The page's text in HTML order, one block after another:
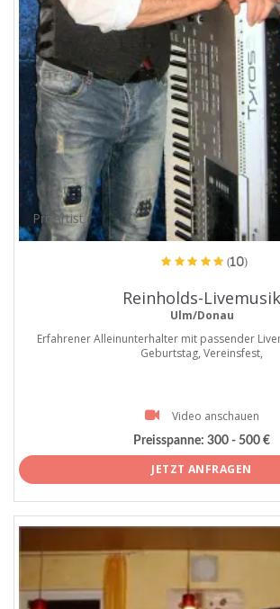
ProArtist
(10)
Reinholds-Livemusik
Ulm/Donau
Erfahrener Alleinunterhalter mit passender
Geburtstag, Vereinsfest,
Video anschauen
Preisspanne: 300 - 500 €
JETZT ANFRAGEN